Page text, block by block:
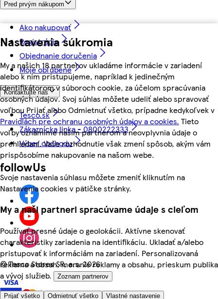
Nastavenia súkromia
My a našich 18 partnerov ukladáme informácie v zariadení
alebo k nim pristupujeme, napríklad k jedinečným
identifikátorom v súboroch cookie, za účelom spracúvania
osobných údajov. Svoj súhlas môžete udeliť alebo spravovať
voľbou Prijať alebo Odmietnuť všetko, prípadne kedykoľvek v
Pravidlách pre ochranu osobných údajov a cookies. Tieto
voľby oznámime našim partnerom a neovplyvnia údaje o
prehliadaní. Vaše rozhodnutie však zmení spôsob, akým vám
prispôsobíme nakupovanie na našom webe.
Svoje nastavenia súhlasu môžete zmeniť kliknutím na
Nastavenia cookies v pätičke stránky.
My a naši partneri spracúvame údaje s cieľom
Používať presné údaje o geolokácii. Aktívne skenovať
charakteristiky zariadenia na identifikáciu. Ukladať a/alebo
pristupovať k informáciám na zariadení. Personalizovaná
reklama a obsah, meranie reklamy a obsahu, prieskum publika
a vývoj služieb.
Zoznam partnerov
Prijať všetko Odmietnuť všetko Vlastné nastavenie
Pred prvým nákupom
Ako nakupovať
Registrácia
Objednanie doručenia
Moje obľúbené
Kontaktujte nás
Tesco.sk
Zákaznícka linka - 0800222333
Výber obchodu
followUs
©Tesco Stores SR, a.s. 2026